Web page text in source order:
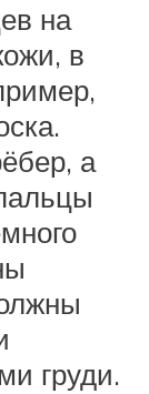
на
в
а
груди.